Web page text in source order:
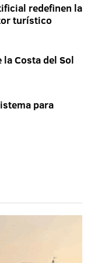
redefinen la
turístico
Costa del Sol
para